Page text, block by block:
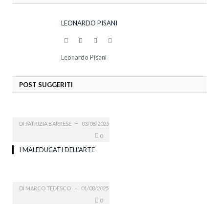
LEONARDO PISANI
WebsiteFacebookTwitter
Leonardo Pisani
POST SUGGERITI
DI PATRIZIA BARRESE
03/08/2025
0
I MALEDUCATI DELL’ARTE
DI MARCO TEDESCO
01/08/2025
0